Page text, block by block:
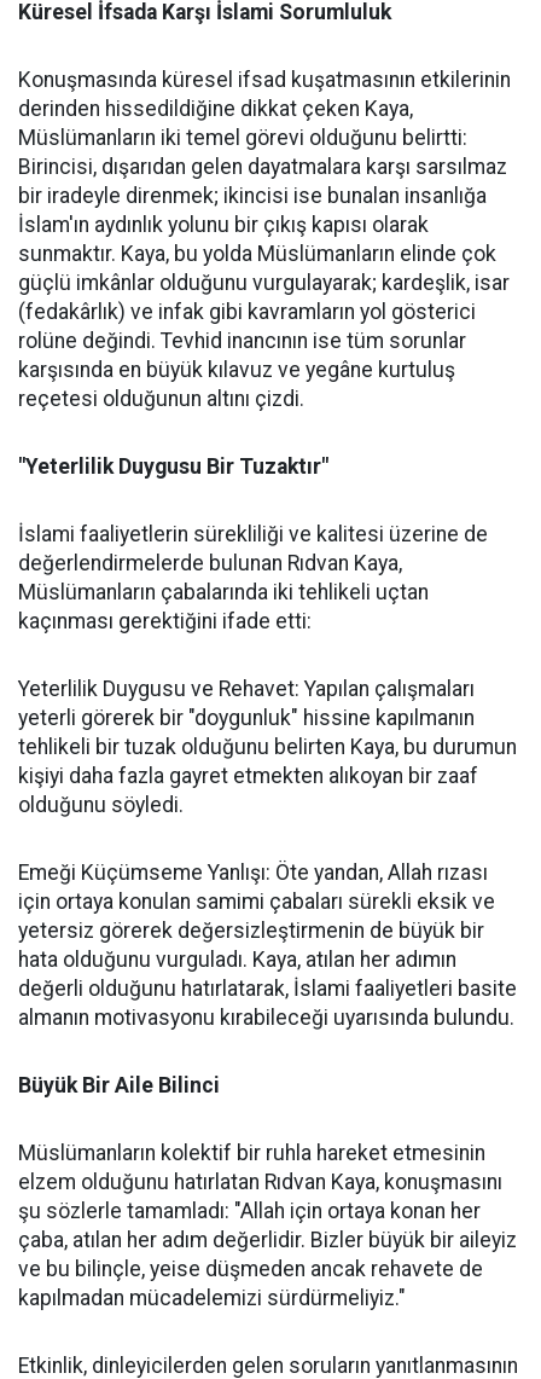
Küresel İfsada Karşı İslami Sorumluluk
Konuşmasında küresel ifsad kuşatmasının etkilerinin
derinden hissedildiğine dikkat çeken Kaya,
Müslümanların iki temel görevi olduğunu belirtti:
Birincisi, dışarıdan gelen dayatmalara karşı sarsılmaz
bir iradeyle direnmek; ikincisi ise bunalan insanlığa
İslam'ın aydınlık yolunu bir çıkış kapısı olarak
sunmaktır. Kaya, bu yolda Müslümanların elinde çok
güçlü imkânlar olduğunu vurgulayarak; kardeşlik, isar
(fedakârlık) ve infak gibi kavramların yol gösterici
rolüne değindi. Tevhid inancının ise tüm sorunlar
karşısında en büyük kılavuz ve yegâne kurtuluş
reçetesi olduğunun altını çizdi.
"Yeterlilik Duygusu Bir Tuzaktır"
İslami faaliyetlerin sürekliliği ve kalitesi üzerine de
değerlendirmelerde bulunan Rıdvan Kaya,
Müslümanların çabalarında iki tehlikeli uçtan
kaçınması gerektiğini ifade etti:
Yeterlilik Duygusu ve Rehavet: Yapılan çalışmaları
yeterli görerek bir "doygunluk" hissine kapılmanın
tehlikeli bir tuzak olduğunu belirten Kaya, bu durumun
kişiyi daha fazla gayret etmekten alıkoyan bir zaaf
olduğunu söyledi.
Emeği Küçümseme Yanlışı: Öte yandan, Allah rızası
için ortaya konulan samimi çabaları sürekli eksik ve
yetersiz görerek değersizleştirmenin de büyük bir
hata olduğunu vurguladı. Kaya, atılan her adımın
değerli olduğunu hatırlatarak, İslami faaliyetleri basite
almanın motivasyonu kırabileceği uyarısında bulundu.
Büyük Bir Aile Bilinci
Müslümanların kolektif bir ruhla hareket etmesinin
elzem olduğunu hatırlatan Rıdvan Kaya, konuşmasını
şu sözlerle tamamladı: "Allah için ortaya konan her
çaba, atılan her adım değerlidir. Bizler büyük bir aileyiz
ve bu bilinçle, yeise düşmeden ancak rehavete de
kapılmadan mücadelemizi sürdürmeliyiz."
Etkinlik, dinleyicilerden gelen soruların yanıtlanmasının